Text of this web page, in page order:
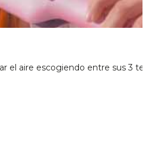
el aire escogiendo entre sus 3